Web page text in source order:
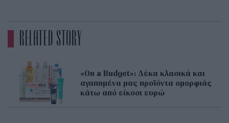
RELATED STORY
«On a Βudget»: Δέκα κλασικά και
αγαπημένα μας προϊόντα ομορφιάς
κάτω από είκοσι ευρώ